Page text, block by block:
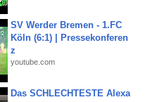
SV Werder Bremen - 1.FC
Köln (6:1) | Pressekonferen
z
youtube.com
Das SCHLECHTESTE Alexa